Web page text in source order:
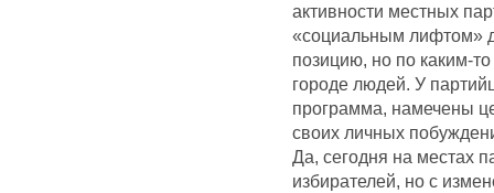
активности местных
«социальным лифтом»
позицию, но по каким-
городе людей. У
программа, намечены
своих личных
Да, сегодня на местах
избирателей, но с